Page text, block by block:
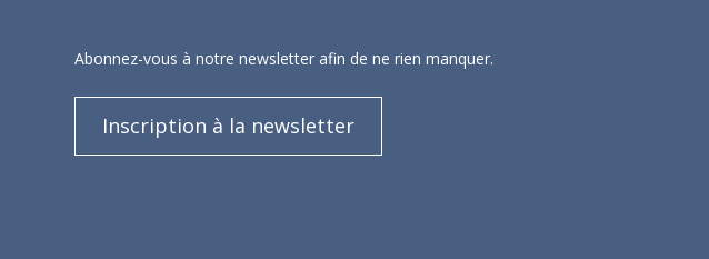
En droit de superficie, site industriel parfaitement développé
Abonnez-vous à notre newsletter afin de ne rien manquer.
Inscription à la newsletter